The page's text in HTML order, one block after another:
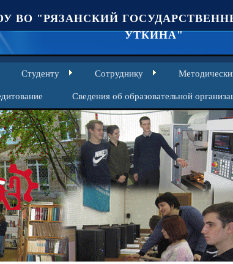
ВО "РЯЗАНСКИЙ
УТКИНА"
Студенту Сотруднику
Сведения об образовательной